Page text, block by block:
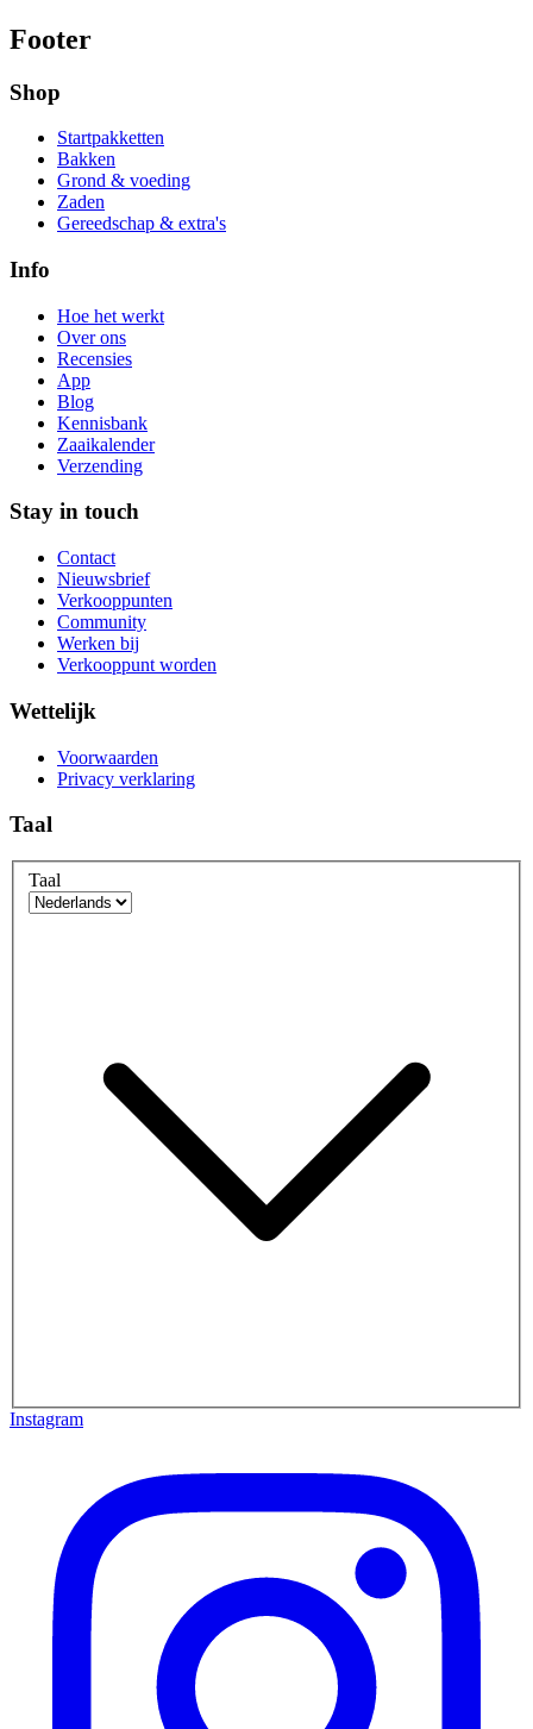
Footer
Shop
Startpakketten
Bakken
Grond & voeding
Zaden
Gereedschap & extra's
Info
Hoe het werkt
Over ons
Recensies
App
Blog
Kennisbank
Zaaikalender
Verzending
Stay in touch
Contact
Nieuwsbrief
Verkooppunten
Community
Werken bij
Verkooppunt worden
Wettelijk
Voorwaarden
Privacy verklaring
Taal
Taal
Instagram